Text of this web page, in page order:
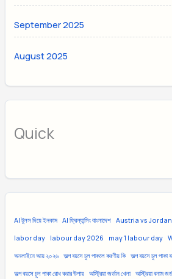
September 2025
August 2025
Quick
AI টুলস দিয়ে ইনকাম AI ফ্রিল্যান্সিং বাংলাদেশ Austria vs
labor day labour day 2026 may 1 labour day
অনলাইনে আয় ২০২৬ অল্প বয়সে চুল পাকলে করণীয় কি অল্প বয়সে চুল পাকা
অল্প বয়সে চুল পাকা রোধ করার উপায় অস্ট্রিয়া জর্ডান খেলা অস্ট্রিয়া বনাম